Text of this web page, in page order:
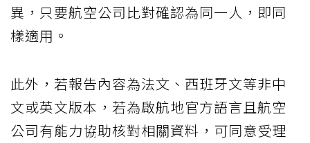
異，只要航空公司比對確認為同一人，即同
樣適用。
此外，若報告內容為法文、西班牙文等非中
文或英文版本，若為啟航地官方語言且航空
公司有能力協助核對相關資料，可同意受理